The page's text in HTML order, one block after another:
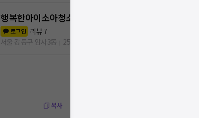
행복한아이소아청소년과의원
로그인 리뷰 7
서울 강동구 암사3동
251m
복사